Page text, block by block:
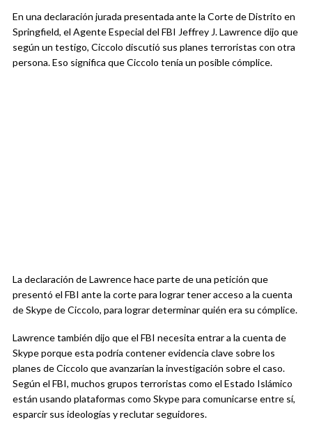
En una declaración jurada presentada ante la Corte de Distrito en
Springfield, el Agente Especial del FBI Jeffrey J. Lawrence dijo que
según un testigo, Ciccolo discutió sus planes terroristas con otra
persona. Eso significa que Ciccolo tenía un posible cómplice.
La declaración de Lawrence hace parte de una petición que
presentó el FBI ante la corte para lograr tener acceso a la cuenta
de Skype de Ciccolo, para lograr determinar quién era su cómplice.
Lawrence también dijo que el FBI necesita entrar a la cuenta de
Skype porque esta podría contener evidencia clave sobre los
planes de Ciccolo que avanzarían la investigación sobre el caso.
Según el FBI, muchos grupos terroristas como el Estado Islámico
están usando plataformas como Skype para comunicarse entre sí,
esparcir sus ideologías y reclutar seguidores.